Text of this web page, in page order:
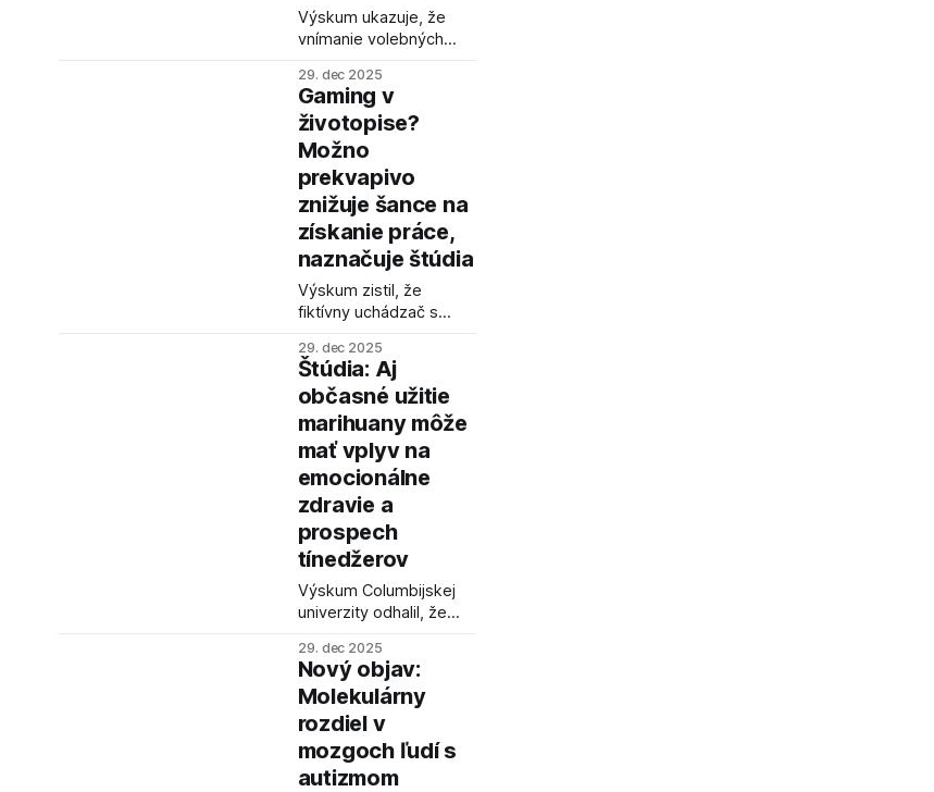
Výskum ukazuje, že
vnímanie volebných
ovplyvňuje dôveru
občanov v politický
systém. Nezávislé
komisie pre úpravu
obvodov by mohli byť
riešením pre obnovenie
dôvery v spravodlivý
proces.
29. dec 2025
Gaming v
životopise?
Možno
prekvapivo
znižuje šance na
získanie práce,
naznačuje štúdia
Výskum zistil, že
fiktívny uchádzač s
bol hodnotený nižšie v
porovnaní s
uchádzačom s
volejbalom.
29. dec 2025
Štúdia: Aj
občasné užitie
marihuany môže
mať vplyv na
emocionálne
zdravie a
prospech
tínedžerov
Výskum Columbijskej
univerzity odhalil, že
marihuany u tínedžerov
môže viesť k
problémom v škole a
emocionálnemu stresu.
Čím častejšie ju užívajú,
tým je riziko vyššie.
29. dec 2025
Nový objav:
Molekulárny
rozdiel v
mozgoch ľudí s
autizmom